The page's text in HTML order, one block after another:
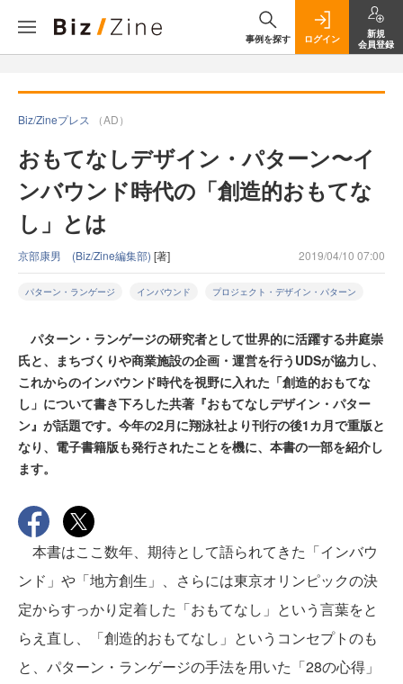
事例を探す ログイン
新規
会員登録
Biz/Zineプレス （AD）
おもてなしデザイン・パターン〜イ
ンバウンド時代の「創造的おもてな
し」とは
京部康男 (Biz/Zine編集部) [著] 2019/04/10 07:00
パターン・ランゲージ インバウンド プロジェクト・デザイン・パターン
パターン・ランゲージの研究者として世界的に活躍する井庭崇
氏と、まちづくりや商業施設の企画・運営を行うUDSが協力し、
これからのインバウンド時代を視野に入れた「創造的おもてな
し」について書き下ろした共著『おもてなしデザイン・パター
ン』が話題です。今年の2月に翔泳社より刊行の後1カ月で重版と
なり、電子書籍版も発行されたことを機に、本書の一部を紹介し
ます。
本書はここ数年、期待として語られてきた「インバウ
ンド」や「地方創生」、さらには東京オリンピックの決
定からすっかり定着した「おもてなし」という言葉をと
らえ直し、「創造的おもてなし」というコンセプトのも
と、パターン・ランゲージの手法を用いた「28の心得」